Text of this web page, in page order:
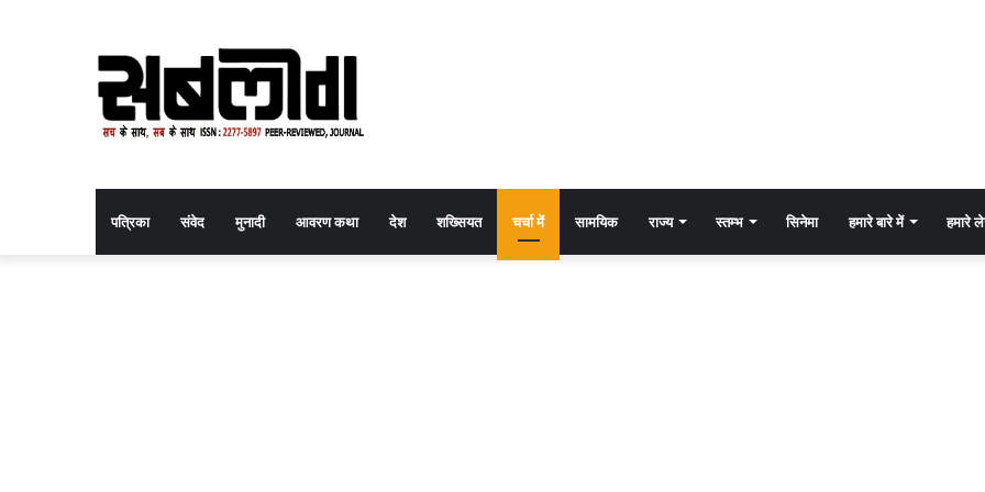
पत्रिका संवेद मुनादी आवरण कथा देश शख्सियत चर्चा में सामयिक राज्य स्तम्भ सिनेमा हमारे बारे में हमारे